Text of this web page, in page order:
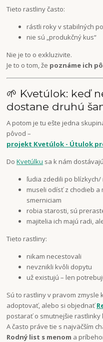
Tieto rastliny často:
rástli roky v stabilných
nie sú „produkčný kus“
Nie je to o exkluzivite.
Je to o tom, že poznáme ich
🌱 Kvetúlok: keď
dostane druhú
A potom je tu ešte jedna
pôvod –
projekt Kvetúlok - Útulok
DoKvetúlku sa k nám
ľudia zdedili po
museli odísť z chodieb
smerniciam
robia starosti, sú
majitelia ich majú radi,
Tieto rastliny:
nikam necestovali
nevznikli kvôli dopytu
už existujú – len
Sú to rastliny v pravom zmysle
adoptovať, alebo si objednať
postarať o smutnejšie rastlinky
A často práve tie s najväčším
Rodný list s menom a